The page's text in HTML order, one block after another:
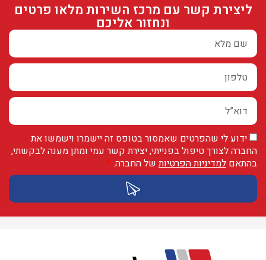
ליצירת קשר עם מרכז השירות מלאו פרטים
ונחזור אליכם
ידוע לי שהפרטים שאמסור בטופס זה יישמרו וישמשו את
החברה לצורך טיפול בפנייתי, יצירת קשר עמי ומתן מענה לבקשתי,
בהתאם למדיניות הפרטיותשל החברה.*